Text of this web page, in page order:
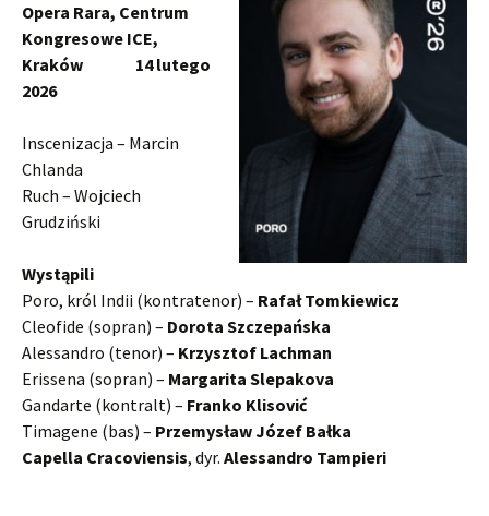
Opera Rara, Centrum
Kongresowe ICE,
Kraków 14 lutego
2026
Inscenizacja – Marcin
Chlanda
Ruch – Wojciech
Grudziński
Wystąpili
Poro, król Indii (kontratenor) – Rafał Tomkiewicz
Cleofide (sopran) – Dorota Szczepańska
Alessandro (tenor) – Krzysztof Lachman
Erissena (sopran) – Margarita Slepakova
Gandarte (kontralt) – Franko Klisović
Timagene (bas) – Przemysław Józef Bałka
Capella Cracoviensis, dyr. Alessandro Tampieri